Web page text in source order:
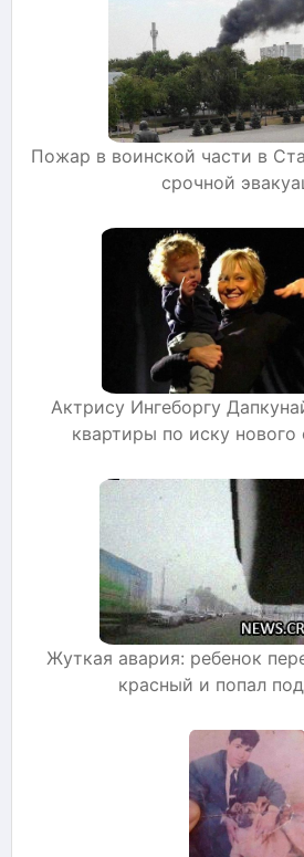
Пожар в воинской части в
срочной
Актрису Ингеборгу
квартиры по иску нового
Жуткая авария: ребенок
красный и попал